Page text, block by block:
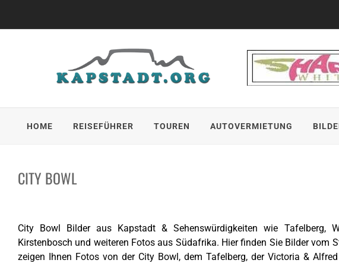
HOME REISEFÜHRER TOUREN AUTOVERMIETUNG
CITY BOWL
City Bowl Bilder aus Kapstadt & Sehenswürdigkeiten wie Tafelberg,
Kirstenbosch und weiteren Fotos aus Südafrika. Hier finden Sie Bilder vom
zeigen Ihnen Fotos von der City Bowl, dem Tafelberg, der Victoria &